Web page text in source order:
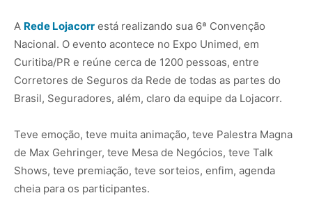
A Rede Lojacorr está realizando sua 6ª Convenção
Nacional. O evento acontece no Expo Unimed, em
Curitiba/PR e reúne cerca de 1200 pessoas, entre
Corretores de Seguros da Rede de todas as partes do
Brasil, Seguradores, além, claro da equipe da Lojacorr.
Teve emoção, teve muita animação, teve Palestra Magna
de Max Gehringer, teve Mesa de Negócios, teve Talk
Shows, teve premiação, teve sorteios, enfim, agenda
cheia para os participantes.